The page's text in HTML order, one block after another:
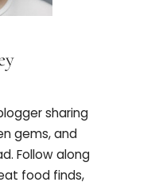
sharing
gems, and
Follow along
food finds,